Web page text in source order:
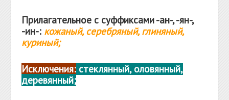
Прилагательное с суффиксами -ан-, -ян-,
-ин-: кожаный, серебряный, глиняный,
куриный;
Исключения: стеклянный, оловянный,
деревянный;